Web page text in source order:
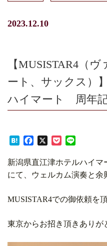
2023.12.10
【MUSISTAR4（
ート、サックス）
ハイマート 周年
HatenaFacebook
X Pocket
新潟県直江津ホテルハイ
にて、ウェルカム演奏と余
MUSISTAR4での御依頼を
東京からお招き頂きありが